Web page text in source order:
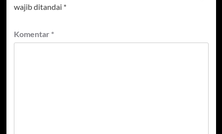
wajib ditandai *
Komentar *